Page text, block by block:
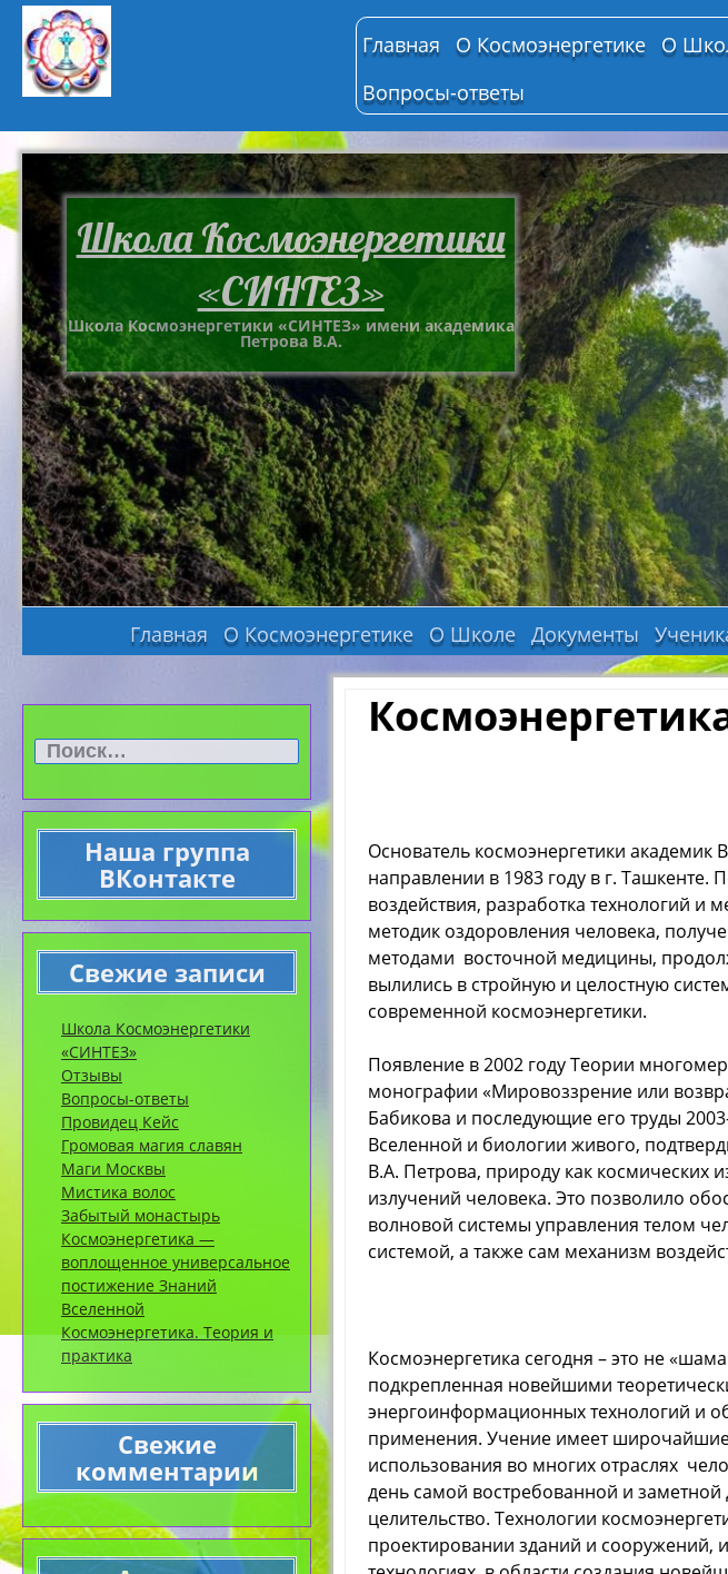
Главная О Космоэнергетике О
Вопросы-ответы
Школа Космоэнергетики
«СИНТЕЗ»
Школа Космоэнергетики «СИНТЕЗ» имени академика
Петрова В.А.
Главная О Космоэнергетике О Школе Документы
Наша группа
ВКонтакте
Свежие записи
Школа Космоэнергетики
«СИНТЕЗ»
Отзывы
Вопросы-ответы
Провидец Кейс
Громовая магия славян
Маги Москвы
Мистика волос
Забытый монастырь
Космоэнергетика —
воплощенное универсальное
постижение Знаний
Вселенной
Космоэнергетика. Теория и
практика
Свежие
комментарии
Основатель космоэнергетики академик
направлении в 1983 году в г. Ташкенте.
воздействия, разработка технологий и
методик оздоровления человека,
методами восточной медицины,
вылились в стройную и целостную
современной космоэнергетики.
Появление в 2002 году Теории
монографии «Мировоззрение или
Бабикова и последующие его труды
Вселенной и биологии живого,
В.А. Петрова, природу как космических
излучений человека. Это позволило
волновой системы управления телом
системой, а также сам механизм
Космоэнергетика сегодня – это не
подкрепленная новейшими
энергоинформационных технологий и
применения. Учение имеет
использования во многих отраслях
день самой востребованной и заметной
целительство. Технологии
проектировании зданий и сооружений,